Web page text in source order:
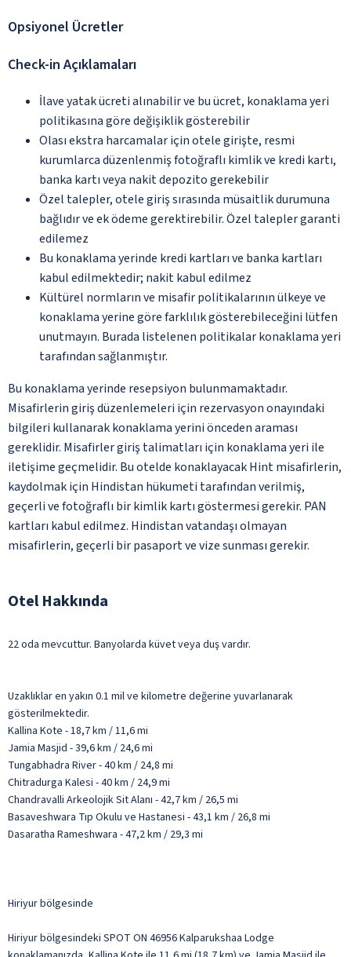
Opsiyonel Ücretler
Check-in Açıklamaları
İlave yatak ücreti alınabilir ve bu ücret, konaklama yeri
politikasına göre değişiklik gösterebilir
Olası ekstra harcamalar için otele girişte, resmi
kurumlarca düzenlenmiş fotoğraflı kimlik ve kredi kartı,
banka kartı veya nakit depozito gerekebilir
Özel talepler, otele giriş sırasında müsaitlik durumuna
bağlıdır ve ek ödeme gerektirebilir. Özel talepler garanti
edilemez
Bu konaklama yerinde kredi kartları ve banka kartları
kabul edilmektedir; nakit kabul edilmez
Kültürel normların ve misafir politikalarının ülkeye ve
konaklama yerine göre farklılık gösterebileceğini lütfen
unutmayın. Burada listelenen politikalar konaklama yeri
tarafından sağlanmıştır.
Bu konaklama yerinde resepsiyon bulunmamaktadır.
Misafirlerin giriş düzenlemeleri için rezervasyon onayındaki
bilgileri kullanarak konaklama yerini önceden araması
gereklidir. Misafirler giriş talimatları için konaklama yeri ile
iletişime geçmelidir. Bu otelde konaklayacak Hint misafirlerin,
kaydolmak için Hindistan hükumeti tarafından verilmiş,
geçerli ve fotoğraflı bir kimlik kartı göstermesi gerekir. PAN
kartları kabul edilmez. Hindistan vatandaşı olmayan
misafirlerin, geçerli bir pasaport ve vize sunması gerekir.
Otel Hakkında
22 oda mevcuttur. Banyolarda küvet veya duş vardır.
Uzaklıklar en yakın 0.1 mil ve kilometre değerine yuvarlanarak
gösterilmektedir.
Kallina Kote - 18,7 km / 11,6 mi
Jamia Masjid - 39,6 km / 24,6 mi
Tungabhadra River - 40 km / 24,8 mi
Chitradurga Kalesi - 40 km / 24,9 mi
Chandravalli Arkeolojik Sit Alanı - 42,7 km / 26,5 mi
Basaveshwara Tıp Okulu ve Hastanesi - 43,1 km / 26,8 mi
Dasaratha Rameshwara - 47,2 km / 29,3 mi
Hiriyur bölgesinde
Hiriyur bölgesindeki SPOT ON 46956 Kalparukshaa Lodge